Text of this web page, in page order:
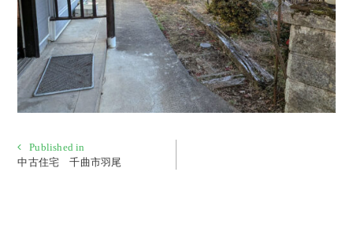
投
稿
Published in
中古住宅 千曲市羽尾